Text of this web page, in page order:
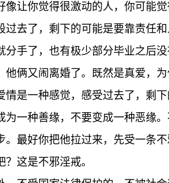
像让你觉得很激动的人，你可能
去了，剩下的可能是要靠责任
手了，也有极少部分毕业之后
俩又闹离婚了。既然是真爱，
情是一种感觉，感受过去了，剩
一种善缘，不要变成一种恶缘
最好你把他拉过来，先受一条
这是不邪淫戒。